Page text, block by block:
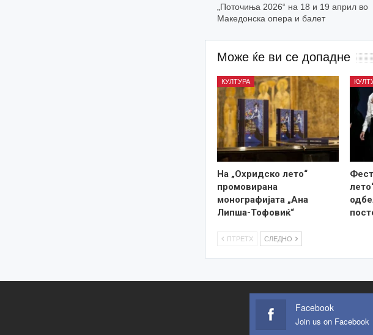
„Поточиња 2026“ на 18 и 19 април во
Македонска опера и балет
Може ќе ви се допадне
КУЛТУРА
На „Охридско лето“
промовирана
монографијата „Ана
Липша-Тофовиќ“
ПТРЕТХ СЛЕДНО
Facebook
Join us on Facebook